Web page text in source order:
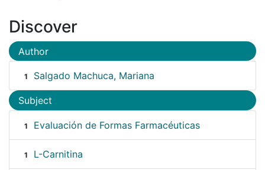
Discover
Author
1 Salgado Machuca, Mariana
Subject
1 Evaluación de Formas Farmacéuticas
1 L-Carnitina